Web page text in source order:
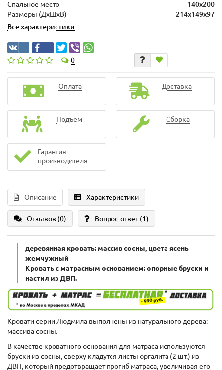
Спальное место
140x200
Размеры (ДхШxВ)
214x149x97
Все характеристики
0
Оплата Доставка
Подъем Сборка
Гарантия
производителя
Описание Характеристики
Отзывов (0) Вопрос-ответ(1)
деревянная кровать: массив сосны, цвета ясень
жемчужный
Кровать с матрасным основанием: опорные бруски и
настил из ДВП.
Кровати серии Людмила выполнены из натурального дерева:
массива сосны.
В качестве кроватного основания для матраса используются
бруски из сосны, сверху кладутся листы оргалита (2 шт.) из
ДВП, который предотвращает прогиб матраса, увеличивая его